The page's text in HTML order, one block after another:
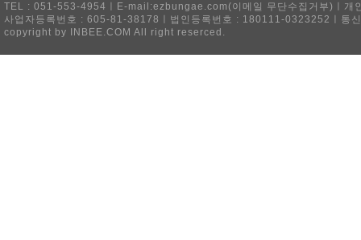
TEL : 051-553-4954ㅣE-mail:ezbungae.com(이메일 무단수집거부)ㅣ개
사업자등록번호 : 605-81-38178ㅣ법인등록번호 : 180111-0323252ㅣ통
copyright by INBEE.COM All right reserced.